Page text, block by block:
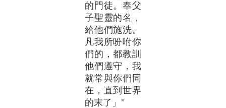
的門徒。奉父
子聖靈的名，
給他們施洗。
凡我所吩咐你
們的，都教訓
他們遵守，我
就常與你們同
在，直到世界
的末了」"